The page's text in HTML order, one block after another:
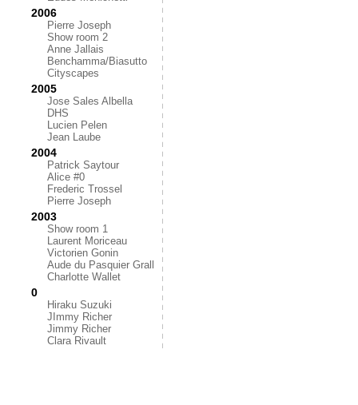
2006
Pierre Joseph
Show room 2
Anne Jallais
Benchamma/Biasutto
Cityscapes
2005
Jose Sales Albella
DHS
Lucien Pelen
Jean Laube
2004
Patrick Saytour
Alice #0
Frederic Trossel
Pierre Joseph
2003
Show room 1
Laurent Moriceau
Victorien Gonin
Aude du Pasquier Grall
Charlotte Wallet
0
Hiraku Suzuki
JImmy Richer
Jimmy Richer
Clara Rivault